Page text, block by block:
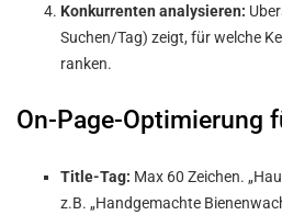
Konkurrenten analysieren:
Suchen/Tag) zeigt, für welche
ranken.
On-Page-Optimierung
Title-Tag: Max 60 Zeichen.
z.B. „Handgemachte